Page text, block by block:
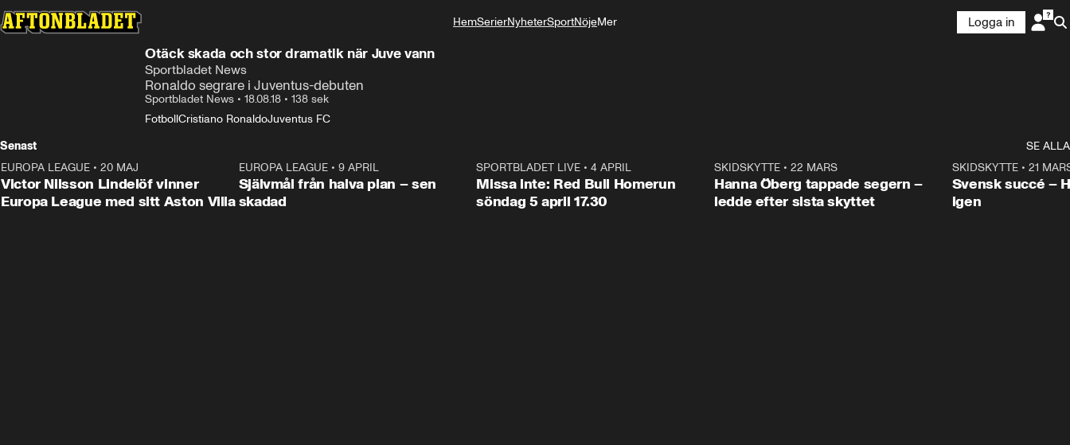
HemSerierNyheterSportNöjeMer
Logga in
Otäck skada och stor dramatik när Juve vann
Sportbladet News
Ronaldo segrare i Juventus-debuten
Sportbladet News • 18.08.18 • 138 sek
FotbollCristiano RonaldoJuventus FC
Senast
SE ALLA
EUROPA LEAGUE • 20 MAJ
Victor Nilsson Lindelöf vinner
Europa League med sitt Aston Villa
1:03
EUROPA LEAGUE• 9 APRIL
Självmål från halva plan – sen
skadad
SPORTBLADET LIVE •4 APRIL
Missa inte: Red Bull Homerun
söndag 5 april 17.30
SKIDSKYTTE• 22 MARS
Hanna Öberg tappade segern –
ledde efter sista skyttet
SKIDSKYTTE• 21
Svensk succé –
igen